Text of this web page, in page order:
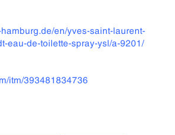
en/yves-saint-laurent-
eau-de-toilette-spray-ysl/a-9201/
itm/393481834736